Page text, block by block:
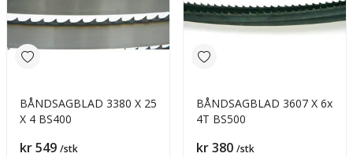
BÅNDSAGBLAD 3380 X 25
X 4 BS400
Pris
kr 549 /stk
BÅNDSAGBLAD 3607 X 6x
4T BS500
Pris
kr 380 /stk